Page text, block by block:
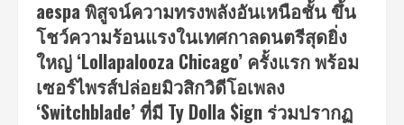
aespa พิสูจน์ความทรงพลังอันเหนือชั้น ขึ้น
โชว์ความร้อนแรงในเทศกาลดนตรีสุดยิ่ง
ใหญ่ ‘Lollapalooza Chicago’ ครั้งแรก พร้อม
เซอร์ไพรส์ปล่อยมิวสิกวิดีโอเพลง
‘Switchblade’ ที่มี Ty Dolla $ign ร่วมปรากฏ